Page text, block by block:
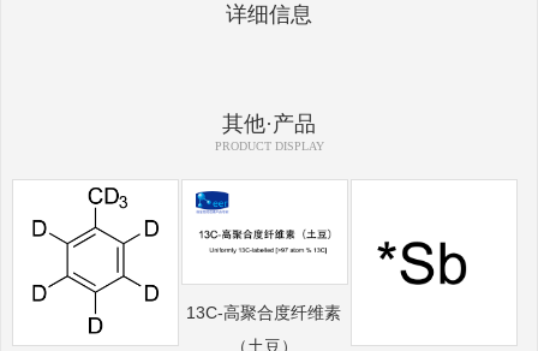
详细信息
其他·产品
PRODUCT DISPLAY
13C-高聚合度纤维素
（土豆）